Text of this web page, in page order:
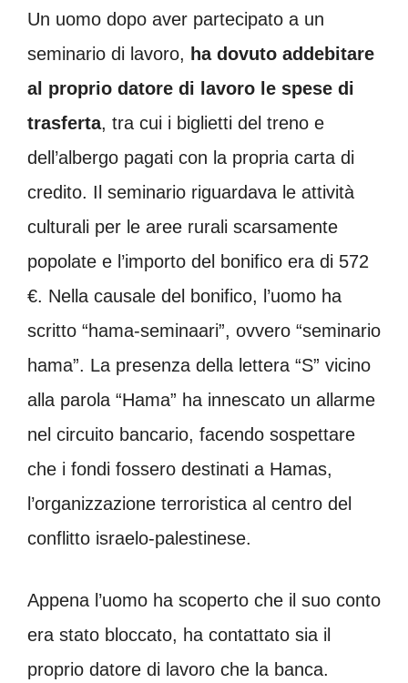
Un uomo dopo aver partecipato a un
seminario di lavoro, ha dovuto addebitare
al proprio datore di lavoro le spese di
trasferta, tra cui i biglietti del treno e
dell’albergo pagati con la propria carta di
credito. Il seminario riguardava le attività
culturali per le aree rurali scarsamente
popolate e l’importo del bonifico era di 572
€. Nella causale del bonifico, l’uomo ha
scritto “hama-seminaari”, ovvero “seminario
hama”. La presenza della lettera “S” vicino
alla parola “Hama” ha innescato un allarme
nel circuito bancario, facendo sospettare
che i fondi fossero destinati a Hamas,
l’organizzazione terroristica al centro del
conflitto israelo-palestinese.
Appena l’uomo ha scoperto che il suo conto
era stato bloccato, ha contattato sia il
proprio datore di lavoro che la banca.